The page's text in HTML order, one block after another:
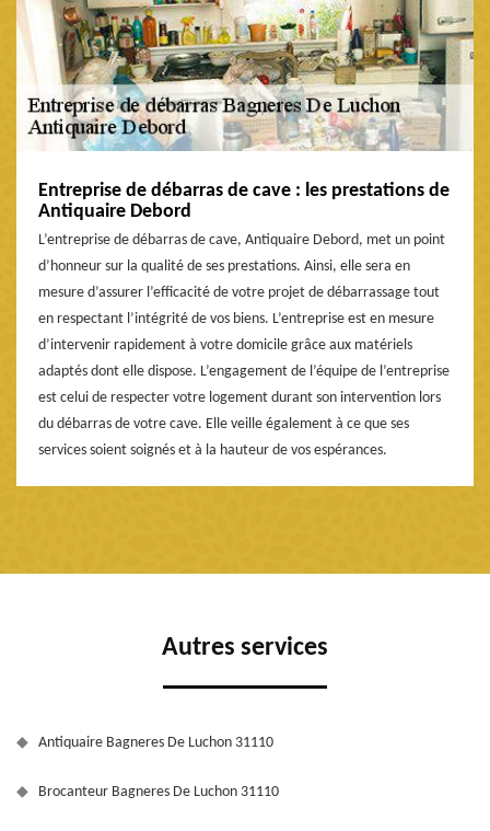
Entreprise de débarras de cave : les prestations de
Antiquaire Debord
L’entreprise de débarras de cave, Antiquaire Debord, met un point
d’honneur sur la qualité de ses prestations. Ainsi, elle sera en
mesure d’assurer l’efficacité de votre projet de débarrassage tout
en respectant l’intégrité de vos biens. L’entreprise est en mesure
d’intervenir rapidement à votre domicile grâce aux matériels
adaptés dont elle dispose. L’engagement de l’équipe de l’entreprise
est celui de respecter votre logement durant son intervention lors
du débarras de votre cave. Elle veille également à ce que ses
services soient soignés et à la hauteur de vos espérances.
Autres services
Antiquaire Bagneres De Luchon 31110
Brocanteur Bagneres De Luchon 31110